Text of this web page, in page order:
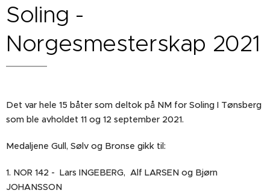
Soling -
Norgesmesterskap 2021
Det var hele 15 båter som deltok på NM for Soling I Tønsberg
som ble avholdet 11 og 12 september 2021.
Medaljene Gull, Sølv og Bronse gikk til:
1. NOR 142 - Lars INGEBERG, Alf LARSEN og Bjørn
JOHANSSON